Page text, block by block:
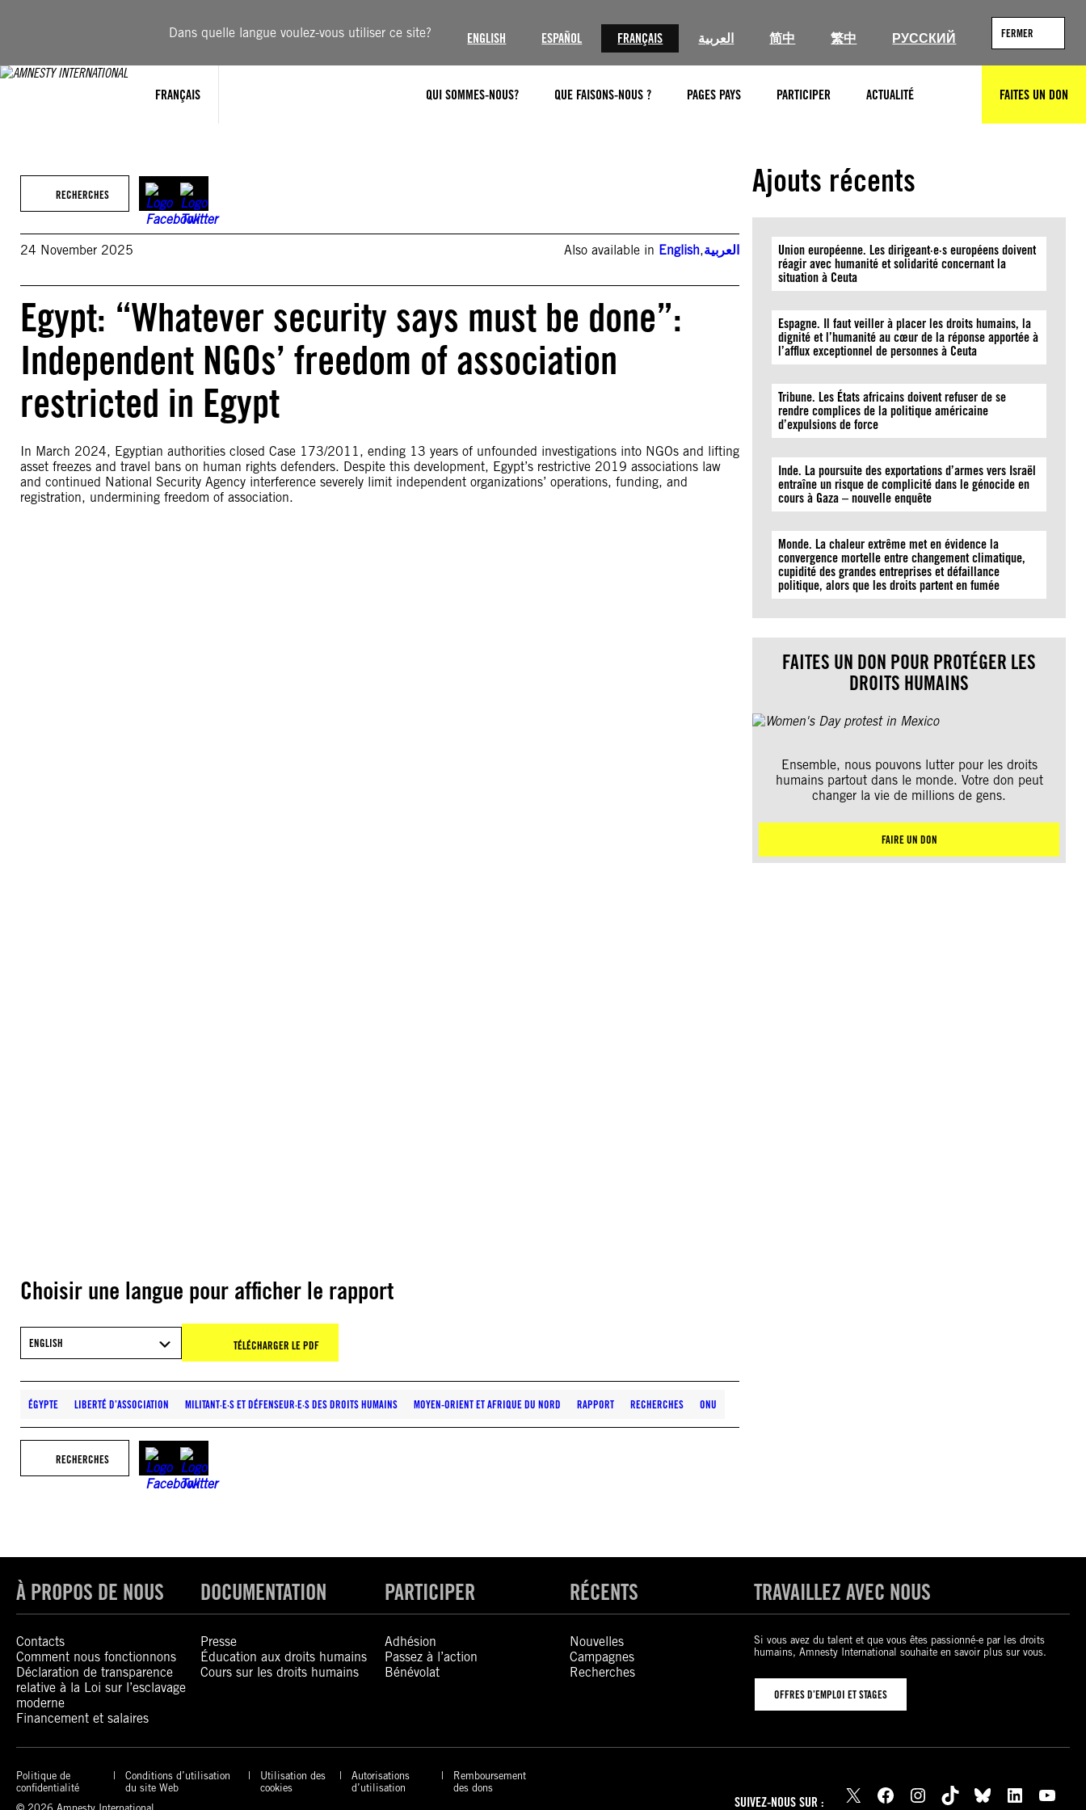
Dans quelle langue voulez-vous utiliser ce site? ENGLISH ESPAÑOL FRANÇAIS العربية 简中 繁中 РУССКИЙ FERMER
FRANÇAIS QUI SOMMES-NOUS? QUE FAISONS-NOUS ? PAGES PAYS PARTICIPER ACTUALITÉ RECHERCHERFAITES UN DON
RECHERCHES
24 November 2025 Also available in English,العربية
Egypt: “Whatever security says must be done”:
Independent NGOs’ freedom of association
restricted in Egypt
In March 2024, Egyptian authorities closed Case 173/2011, ending 13 years of unfounded investigations into NGOs and lifting
asset freezes and travel bans on human rights defenders. Despite this development, Egypt’s restrictive 2019 associations law
and continued National Security Agency interference severely limit independent organizations’ operations, funding, and
registration, undermining freedom of association.
Choisir une langue pour afficher le rapport
ENGLISH TÉLÉCHARGER LE PDF
ÉGYPTE LIBERTÉ D’ASSOCIATION MILITANT·E·S ET DÉFENSEUR·E·S DES DROITS HUMAINS MOYEN-ORIENT ET AFRIQUE DU NORD RAPPORT RECHERCHES ONU
RECHERCHES
Ajouts récents
Union européenne. Les dirigeant·e·s européens doivent
réagir avec humanité et solidarité concernant la
situation à Ceuta
Espagne. Il faut veiller à placer les droits humains, la
dignité et l’humanité au cœur de la réponse apportée à
l’afflux exceptionnel de personnes à Ceuta
Tribune. Les États africains doivent refuser de se
rendre complices de la politique américaine
d’expulsions de force
Inde. La poursuite des exportations d’armes vers Israël
entraîne un risque de complicité dans le génocide en
cours à Gaza – nouvelle enquête
Monde. La chaleur extrême met en évidence la
convergence mortelle entre changement climatique,
cupidité des grandes entreprises et défaillance
politique, alors que les droits partent en fumée
FAITES UN DON POUR PROTÉGER LES
DROITS HUMAINS
Ensemble, nous pouvons lutter pour les droits
humains partout dans le monde. Votre don peut
changer la vie de millions de gens.
FAIRE UN DON
À PROPOS DE NOUS
Contacts
Comment nous fonctionnons
Déclaration de transparence
relative à la Loi sur l’esclavage
moderne
Financement et salaires
DOCUMENTATION
Presse
Éducation aux droits humains
Cours sur les droits humains
PARTICIPER
Adhésion
Passez à l’action
Bénévolat
RÉCENTS
Nouvelles
Campagnes
Recherches
TRAVAILLEZ AVEC NOUS
Si vous avez du talent et que vous êtes passionné-e par les droits
humains, Amnesty International souhaite en savoir plus sur vous.
OFFRES D’EMPLOI ET STAGES
Politique de
confidentialité
Conditions d’utilisation
du site Web
Utilisation des
cookies
Autorisations
d’utilisation
Remboursement
des dons
SUIVEZ-NOUS SUR : X Facebook Instagram TikTok Bluesky LinkedIn YouTube